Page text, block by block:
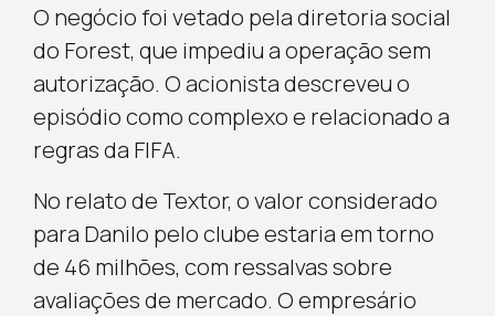
O negócio foi vetado pela diretoria social
do Forest, que impediu a operação sem
autorização. O acionista descreveu o
episódio como complexo e relacionado a
regras da FIFA.
No relato de Textor, o valor considerado
para Danilo pelo clube estaria em torno
de 46 milhões, com ressalvas sobre
avaliações de mercado. O empresário